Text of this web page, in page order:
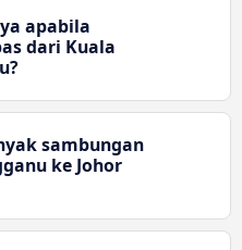
apabila
dari Kuala
sambungan
ke Johor